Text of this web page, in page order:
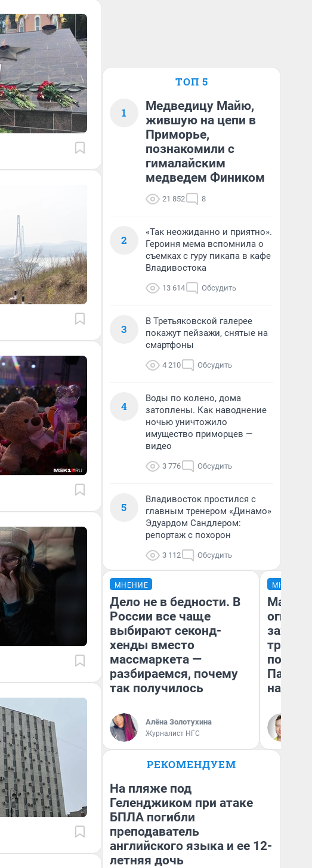
ТОП 5
1
Медведицу Майю,
жившую на цепи в
Приморье,
познакомили с
гималайским
медведем Фиником
21 852 8
2
«Так неожиданно и приятно».
Героиня мема вспомнила о
съемках с гуру пикапа в кафе
Владивостока
13 614 Обсудить
3
В Третьяковской галерее
покажут пейзажи, снятые на
смартфоны
4 210 Обсудить
4
Воды по колено, дома
затоплены. Как наводнение
ночью уничтожило
имущество приморцев —
видео
3 776 Обсудить
5
Владивосток простился с
главным тренером «Динамо»
Эдуардом Сандлером:
репортаж с похорон
3 112 Обсудить
МНЕНИЕ
Дело не в бедности. В
России все чаще
выбирают секонд-
хенды вместо
массмаркета —
разбираемся, почему
так получилось
Алёна Золотухина
Журналист НГС
МНЕНИЕ
Мало,
огня…
третий
нас
РЕКОМЕНДУЕМ
На пляже под
Геленджиком при атаке
БПЛА погибли
преподаватель
английского языка и ее 12-
летняя дочь